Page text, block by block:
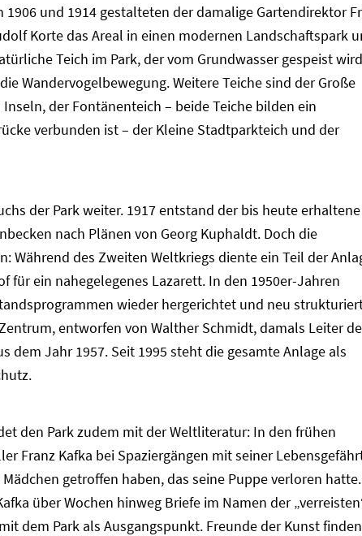
und 1914 gestalteten der damalige Gartendirektor
Korte das Areal in einen modernen Landschaftspark
Teich im Park, der vom Grundwasser gespeist
Wandervogelbewegung. Weitere Teiche sind der Große
der Fontänenteich – beide Teiche bilden ein
verbunden ist – der Kleine Stadtparkteich und der
der Park weiter. 1917 entstand der bis heute erhaltene
nach Plänen von Georg Kuphaldt. Doch die
Während des Zweiten Weltkriegs diente ein Teil der
für ein nahegelegenes Lazarett. In den 1950er-Jahren
wieder hergerichtet und neu
entworfen von Walther Schmidt, damals Leiter
dem Jahr 1957. Seit 1995 steht die gesamte Anlage als
den Park zudem mit der Weltliteratur: In den frühen
Franz Kafka bei Spaziergängen mit seiner
getroffen haben, das seine Puppe verloren hatte.
über Wochen hinweg Briefe im Namen der
dem Park als Ausgangspunkt. Freunde der Kunst finden